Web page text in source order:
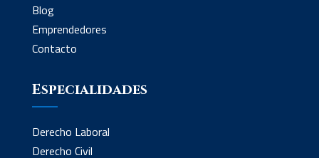
Blog
Emprendedores
Contacto
Especialidades
Derecho Laboral
Derecho Civil